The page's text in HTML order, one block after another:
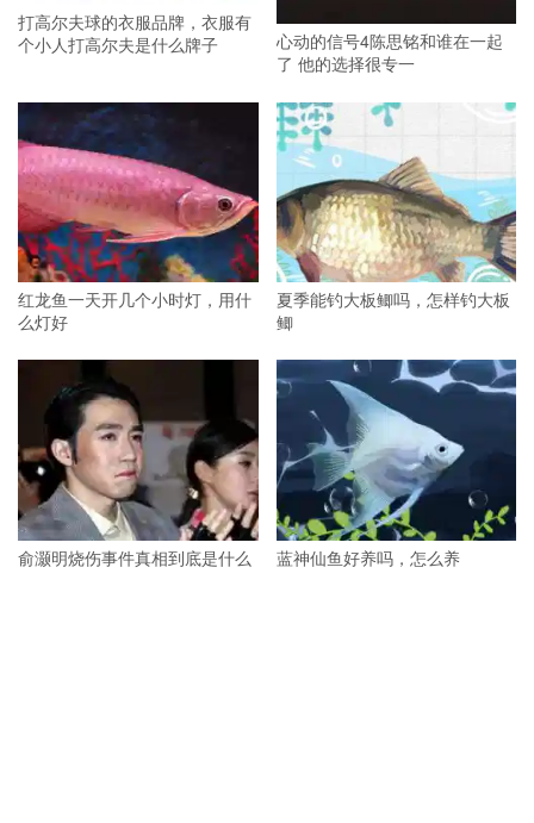
打高尔夫球的衣服品牌，衣服有
个小人打高尔夫是什么牌子
心动的信号4陈思铭和谁在一起
了 他的选择很专一
红龙鱼一天开几个小时灯，用什
么灯好
夏季能钓大板鲫吗，怎样钓大板
鲫
俞灏明烧伤事件真相到底是什么 蓝神仙鱼好养吗，怎么养